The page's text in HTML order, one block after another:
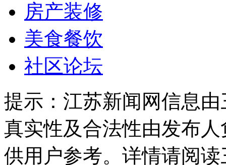
房产装修
美食餐饮
社区论坛
提示： 江苏新闻网信息
真实性及合法性由发布
供用户参考。详情请阅